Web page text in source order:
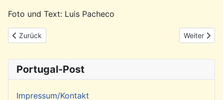
Foto und Text: Luis Pacheco
Vorheriger Beitrag: Rückblick: Feier zum 25. April in Hamburg-
Zurück Nächster
Weiter
Portugal-Post
Impressum/Kontakt